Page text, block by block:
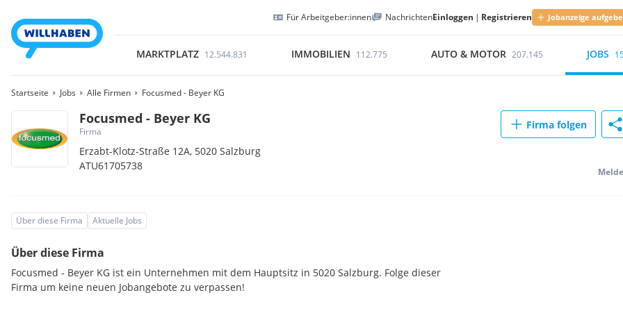
Für Arbeitgeber:innen NachrichtenEinloggen | Registrieren Jobanzeige
MARKTPLATZ 12.544.831 IMMOBILIEN 112.775 AUTO & MOTOR 207.145 JOBS
Startseite Jobs Alle Firmen Focusmed - Beyer KG
Focusmed - Beyer KG
Firma
Erzabt-Klotz-Straße 12A, 5020Salzburg
ATU61705738
Firma folgen
Über diese Firma Aktuelle Jobs
Über diese Firma
Focusmed - Beyer KG ist ein Unternehmen mit dem Hauptsitz in 5020 Salzburg. Folge dieser
Firma um keine neuen Jobangebote zu verpassen!